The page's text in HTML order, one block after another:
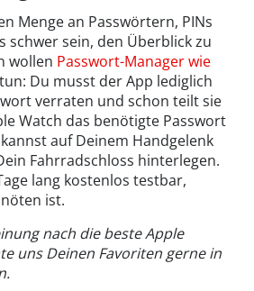
Menge an Passwörtern, PINs
schwer sein, den Überblick zu
wollen Passwort-Manager wie
Du musst der App lediglich
verraten und schon teilt sie
Watch das benötigte Passwort
auf Deinem Handgelenk
Fahrradschloss hinterlegen.
lang kostenlos testbar,
ist.
nach die beste Apple
uns Deinen Favoriten gerne in